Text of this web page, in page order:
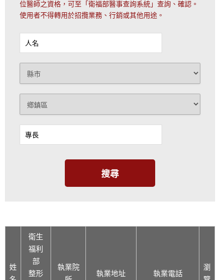
位醫師之資格，可至「衛福部醫事查詢系統」查詢、確認。
使用者不得轉用於招攬業務、行銷或其他用途。
姓
衛生
福利
部
整形
執業院
執業地址 執業電話
瀏